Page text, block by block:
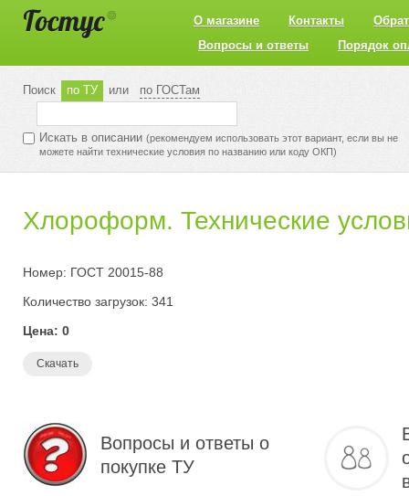
О магазине Контакты
Вопросы и ответы
Порядок
Поиск по ТУ или по ГОСТам
Искать в описании (рекомендуем использовать этот вариант, если вы не
можете найти технические условия по названию или коду ОКП)
Хлороформ. Технические
Номер: ГОСТ 20015-88
Количество загрузок: 341
Цена: 0
Скачать
Вопросы и ответы о
покупке ТУ